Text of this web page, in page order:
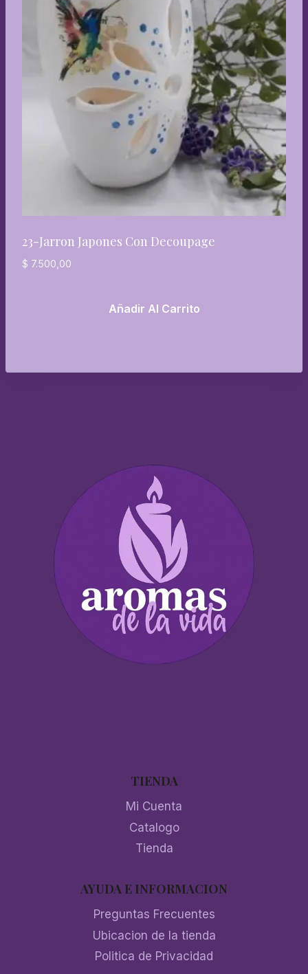
23-Jarron Japones Con Decoupage
$ 7.500,00
Añadir Al Carrito
TIENDA
Mi Cuenta
Catalogo
Tienda
AYUDA E INFORMACION
Preguntas Frecuentes
Ubicacion de la tienda
Politica de Privacidad